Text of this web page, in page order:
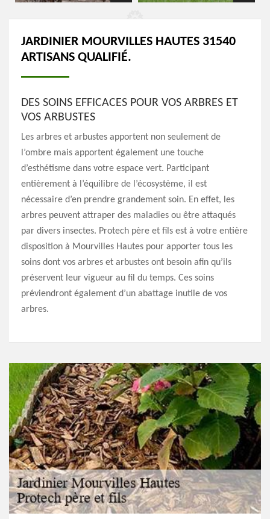
JARDINIER MOURVILLES HAUTES 31540
ARTISANS QUALIFIÉ.
DES SOINS EFFICACES POUR VOS ARBRES ET
VOS ARBUSTES
Les arbres et arbustes apportent non seulement de
l’ombre mais apportent également une touche
d’esthétisme dans votre espace vert. Participant
entièrement à l’équilibre de l’écosystème, il est
nécessaire d’en prendre grandement soin. En effet, les
arbres peuvent attraper des maladies ou être attaqués
par divers insectes. Protech père et fils est à votre entière
disposition à Mourvilles Hautes pour apporter tous les
soins dont vos arbres et arbustes ont besoin afin qu’ils
préservent leur vigueur au fil du temps. Ces soins
préviendront également d’un abattage inutile de vos
arbres.